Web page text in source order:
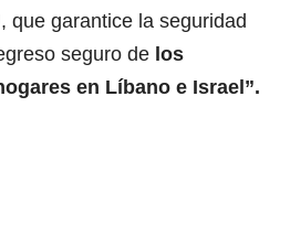
que garantice la seguridad
seguro de los
en Líbano e Israel”.